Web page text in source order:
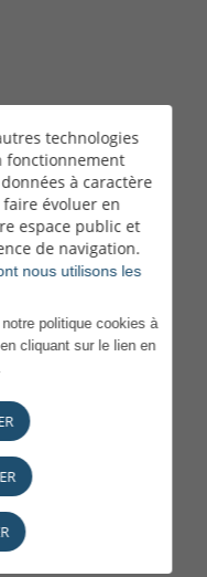
technologies
fonctionnement
à caractère
faire évoluer en
espace public et
de navigation.
nous utilisons les
politique cookies à
cliquant sur le lien en